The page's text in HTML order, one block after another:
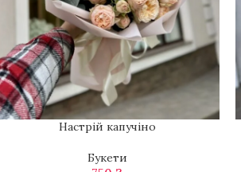
ДОДАТИ В КОШИКНастрій капучіно
Букети